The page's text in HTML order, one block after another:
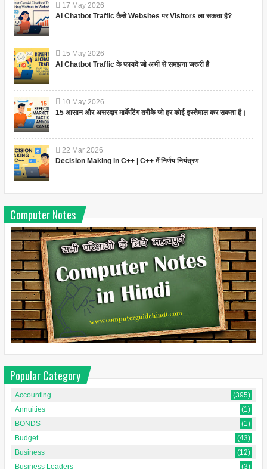
17 May 2026
AI Chatbot Traffic कैसे Websites पर Visitors ला सकता है?
15 May 2026
AI Chatbot Traffic के फायदे जो अभी से समझना जरूरी है
10 May 2026
15 आसान और असरदार मार्केटिंग तरीके जो हर कोई इस्तेमाल कर सकता है।
22 Mar 2026
Decision Making in C++ | C++ में निर्णय नियंत्रण
Computer Notes
Popular Category
Accounting
(395)
Annuities
(1)
BONDS
(1)
Budget
(43)
Business
(12)
Business Leaders
(3)